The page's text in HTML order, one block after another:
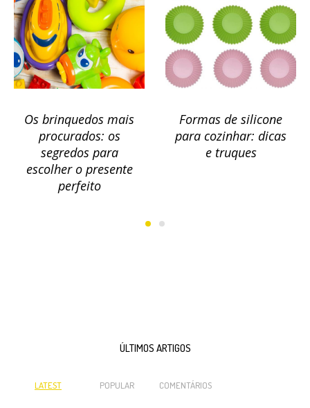
Os brinquedos mais
procurados: os
segredos para
escolher o presente
perfeito
Formas de silicone
para cozinhar: dicas
e truques
ÚLTIMOS ARTIGOS
LATEST POPULAR COMENTÁRIOS